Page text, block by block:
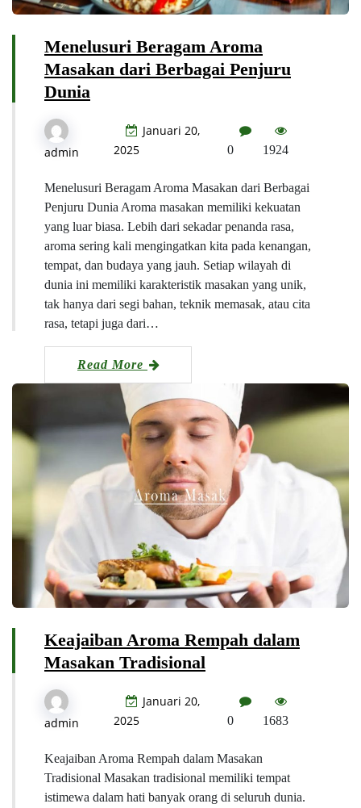
Menelusuri Beragam Aroma
Masakan dari Berbagai Penjuru
Dunia
admin
Januari 20,
2025
0 1924
Menelusuri Beragam Aroma Masakan dari Berbagai
Penjuru Dunia Aroma masakan memiliki kekuatan
yang luar biasa. Lebih dari sekadar penanda rasa,
aroma sering kali mengingatkan kita pada kenangan,
tempat, dan budaya yang jauh. Setiap wilayah di
dunia ini memiliki karakteristik masakan yang unik,
tak hanya dari segi bahan, teknik memasak, atau cita
rasa, tetapi juga dari…
Read More
Keajaiban Aroma Rempah dalam
Masakan Tradisional
admin
Januari 20,
2025
0 1683
Keajaiban Aroma Rempah dalam Masakan
Tradisional Masakan tradisional memiliki tempat
istimewa dalam hati banyak orang di seluruh dunia.